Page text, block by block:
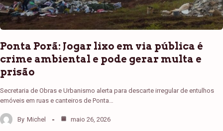
Ponta Porã: Jogar lixo em via pública é
crime ambiental e pode gerar multa e
prisão
Secretaria de Obras e Urbanismo alerta para descarte irregular de entulhos
emóveis em ruas e canteiros de Ponta…
By Michel maio 26, 2026